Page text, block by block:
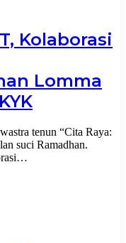
Kolaborasi
Lomma
tenun “Cita Raya:
suci Ramadhan.